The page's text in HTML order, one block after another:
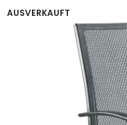
AUSVERKAUFT